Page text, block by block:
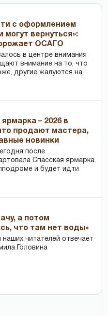
с оформлением
могут вернуться»:
ОСАГО
в центре внимания
внимание на то, что
другие жалуются на
– 2026 в
продают мастера,
новинки
после
Спасская ярмарка.
и будет идти
а потом
что там нет воды»
читателей отвечает
Головина